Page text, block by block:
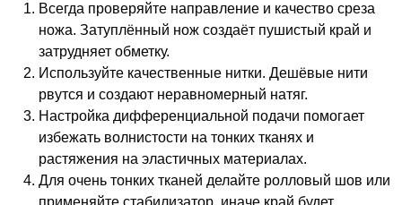
Всегда проверяйте направление и качество среза
ножа. Затуплённый нож создаёт пушистый край и
затрудняет обметку.
Используйте качественные нитки. Дешёвые нити
рвутся и создают неравномерный натяг.
Настройка дифференциальной подачи помогает
избежать волнистости на тонких тканях и
растяжения на эластичных материалах.
Для очень тонких тканей делайте ролловый шов или